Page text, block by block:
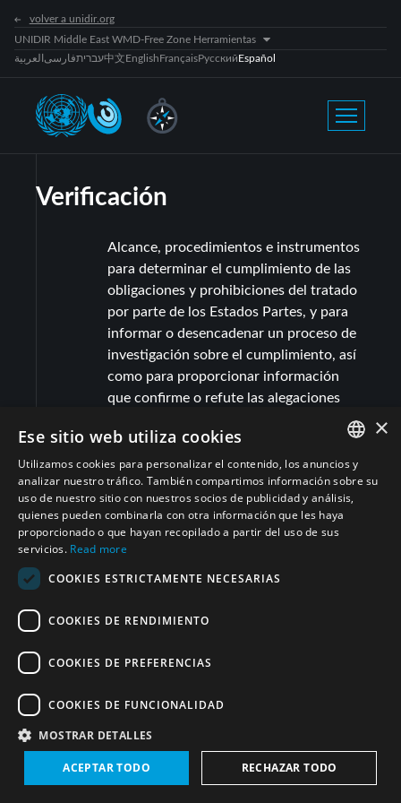
volver a unidir.org
UNIDIR Middle East WMD-Free Zone Herramientas
العربية فارسیעברית中文EnglishFrançaisРусскийEspañol
Verificación
Alcance, procedimientos e instrumentos
para determinar el cumplimiento de las
obligaciones y prohibiciones del tratado
por parte de los Estados Partes, y para
informar o desencadenar un proceso de
investigación sobre el cumplimiento, así
como para proporcionar información
que confirme o refute las alegaciones
Compartir
Expandir todo
Irán (República Islámica del) (22)
Armas biológicas, la Convención sobre Armas
Biológicas (CAB) y la Unidad de Apoyo a la
Aplicación (ISU)
(3)
ENGLISH
ARABIC
PERSIAN
×
Ese sitio web utiliza cookies
Utilizamos cookies para personalizar el contenido, los anuncios y
analizar nuestro tráfico. También compartimos información sobre su
uso de nuestro sitio con nuestros socios de publicidad y análisis,
quienes pueden combinarla con otra información que les haya
proporcionado o que hayan recopilado a partir del uso de sus
servicios. Read more
COOKIES ESTRICTAMENTE NECESARIAS
COOKIES DE RENDIMIENTO
COOKIES DE PREFERENCIAS
COOKIES DE FUNCIONALIDAD
MOSTRAR DETALLES
ACEPTAR TODO RECHAZAR TODO